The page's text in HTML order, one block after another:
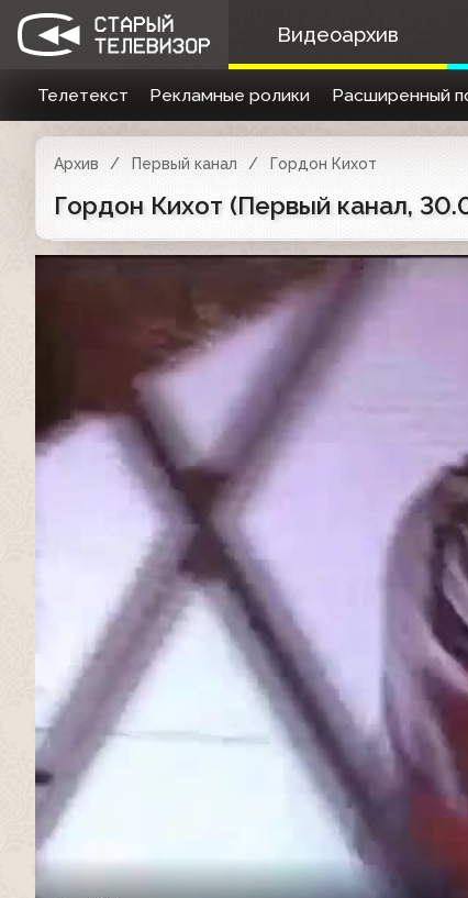
Видеоархив
Телетекст Рекламные ролики Расширенный
Архив Первый канал Гордон Кихот
Гордон Кихот (Первый канал,